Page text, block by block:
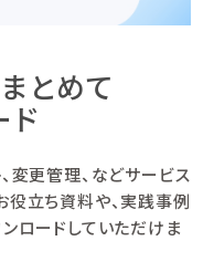
とめて
ド
変更管理、などサービス
立ち資料や、 実践事例
ロードしていただけま